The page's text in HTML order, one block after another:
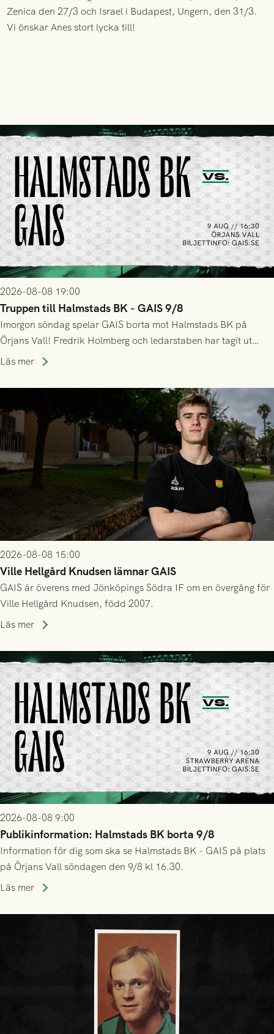
Zenica den 27/3 och Israel i Budapest, Ungern, den 31/3.
Vi önskar Anes stort lycka till!
2026-08-08 19:00
Truppen till Halmstads BK - GAIS 9/8
Imorgon söndag spelar GAIS borta mot Halmstads BK på
Örjans Vall! Fredrik Holmberg och ledarstaben har tagit ut
följande trupp till matchen:
Läs mer
2026-08-08 15:00
Ville Hellgård Knudsen lämnar GAIS
GAIS är överens med Jönköpings Södra IF om en övergång för
Ville Hellgård Knudsen, född 2007.
Läs mer
2026-08-08 9:00
Publikinformation: Halmstads BK borta 9/8
Information för dig som ska se Halmstads BK - GAIS på plats
på Örjans Vall söndagen den 9/8 kl 16.30.
Läs mer